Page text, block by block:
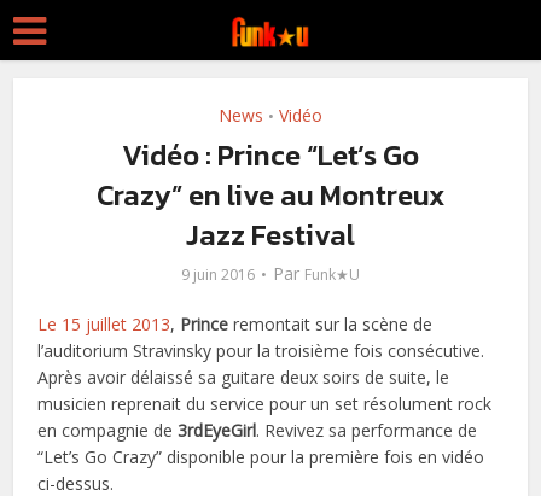
News • Vidéo
Vidéo : Prince “Let’s Go
Crazy” en live au Montreux
Jazz Festival
9 juin 2016 Par Funk★U
Le 15 juillet 2013, Prince remontait sur la scène de
l’auditorium Stravinsky pour la troisième fois consécutive.
Après avoir délaissé sa guitare deux soirs de suite, le
musicien reprenait du service pour un set résolument rock
en compagnie de3rdEyeGirl. Revivez sa performance de
“Let’s Go Crazy” disponible pour la première fois en vidéo
ci-dessus.